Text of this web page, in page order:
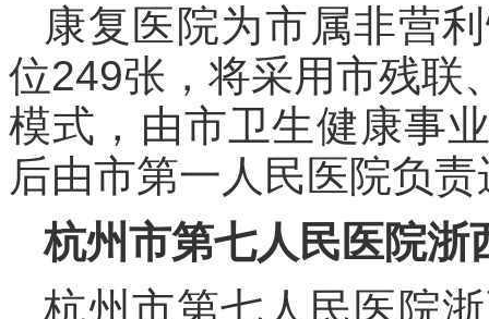
康复医院为市属非营
位249张，将采用市残联
模式，由市卫生健康事
后由市第一人民医院负
杭州市第七人民医院浙
杭州市第七人民医院